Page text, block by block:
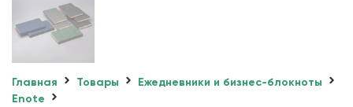
Главная Товары
Ежедневники и бизнес-блокноты
Enote